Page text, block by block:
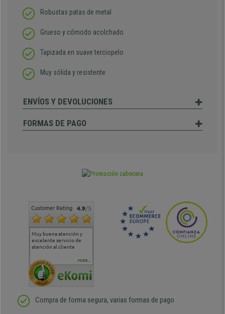
Robustas patas de metal
Grueso y cómodo acolchado
Tapizada en suave terciopelo
Muy sólida y resistente
ENVÍOS Y DEVOLUCIONES
FORMAS DE PAGO
Customer Rating 4.9/5
Muy buena atención y
excelente servicio de
atención al cliente
Muy buena atención de
cara al asesoramiento
Si estoy contento
MORE...
Compra de forma segura, varias formas de pago